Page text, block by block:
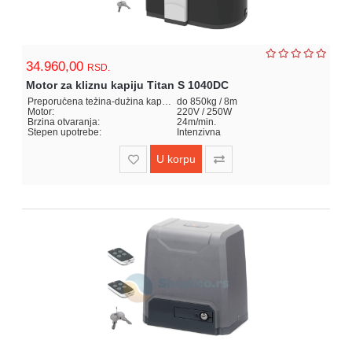
34.960,00 RSD.
Motor za kliznu kapiju Titan S 1040DC
Preporučena težina-dužina kapije: do 850kg / 8m
Motor:
220V / 250W
Brzina otvaranja:
24m/min.
Stepen upotrebe:
Intenzivna
U korpu